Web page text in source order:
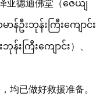
亚德迪佛堂（ဇေယျ
ာန်ဦးဘုန်းကြီးကျောင်း
းကြီးကျောင်း）、
已做好救援准备。